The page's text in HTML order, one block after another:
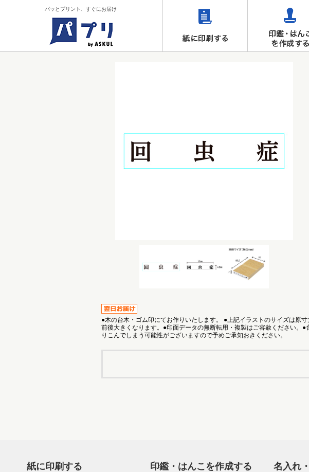
パッとプリント、すぐにお届け
●木の台木・ゴム印にてお作りいたします。 ●上記イラストのサイズは原
前後大きくなります。●印面データの無断転用・複製はご容赦ください
りこんでしまう可能性がございますので予めご承知おきください。
紙に印刷する 印鑑・はんこを作成する
名入れ